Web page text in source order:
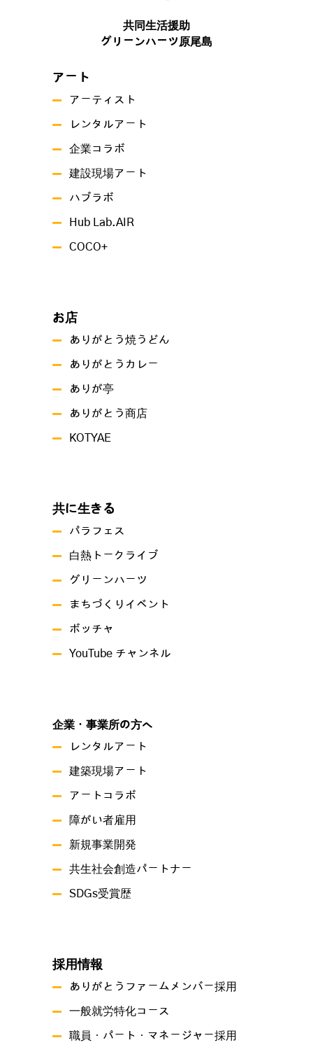
共同生活援助
グリーンハーツ原尾島
アート
アーティスト
レンタルアート
企業コラボ
建設現場アート
ハブラボ
Hub Lab.AIR
COCO+
お店
ありがとう焼うどん
ありがとうカレー
ありが亭
ありがとう商店
KOTYAE
共に生きる
パラフェス
白熱トークライブ
グリーンハーツ
まちづくりイベント
ボッチャ
YouTube チャンネル
企業・事業所の方へ
レンタルアート
建築現場アート
アートコラボ
障がい者雇用
新規事業開発
共生社会創造パートナー
SDGs受賞歴
採用情報
ありがとうファームメンバー採用
一般就労特化コース
職員・パート・マネージャー採用